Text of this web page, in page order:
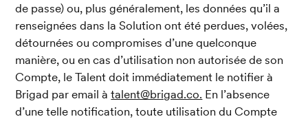
de passe) ou, plus généralement, les données qu’il a
renseignées dans la Solution ont été perdues, volées,
détournées ou compromises d’une quelconque
manière, ou en cas d’utilisation non autorisée de son
Compte, le Talent doit immédiatement le notifier à
Brigad par email à talent@brigad.co. En l’absence
d’une telle notification, toute utilisation du Compte